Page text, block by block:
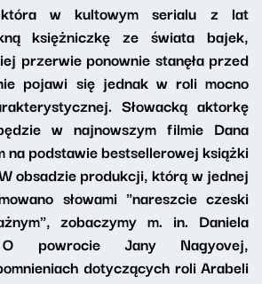
w kultowym serialu z lat
księżniczkę ze świata bajek,
przerwie ponownie stanęła przed
pojawi się jednak w roli mocno
Słowacką aktorkę
w najnowszym filmie Dana
na podstawie bestsellerowej książki
obsadzie produkcji, którą w jednej
słowami "nareszcie czeski
zobaczymy m. in. Daniela
O powrocie Jany Nagyovej,
dotyczących roli Arabeli